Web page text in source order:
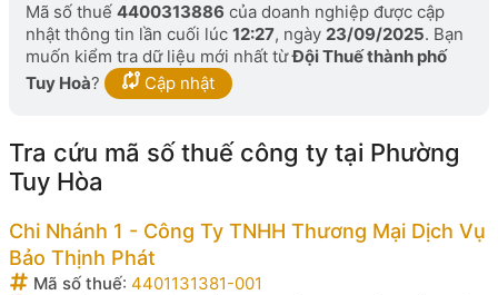
Mã số thuế 4400313886 của doanh nghiệp được cập
nhật thông tin lần cuối lúc 12:27, ngày 23/09/2025. Bạn
muốn kiểm tra dữ liệu mới nhất từĐội Thuế thành phố
Tuy Hoà? Cập nhật
Tra cứu mã số thuế công ty tại Phường
Tuy Hòa
Chi Nhánh 1 - Công Ty TNHH Thương Mại Dịch Vụ
Bảo Thịnh Phát
Mã số thuế: 4401131381-001